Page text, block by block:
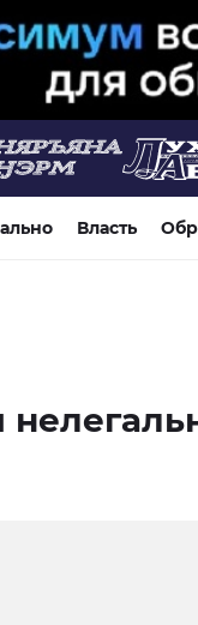
Власть